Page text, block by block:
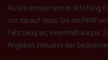
Autotransportern in Altötting
nur darauf dass Sie ein PKW
Fahrzeug an, innerhalb kurzer
Angebot inklusive der